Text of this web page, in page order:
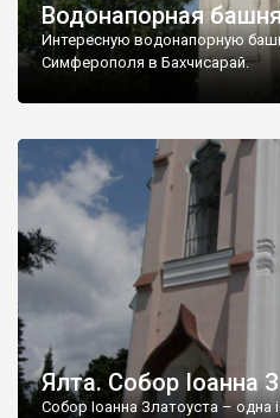
Водонапорная
Интересную водонапорную
Симферополя в Бахчисарай.
Ялта. Собор Іоанна
Собор Іоанна Златоуста – одна